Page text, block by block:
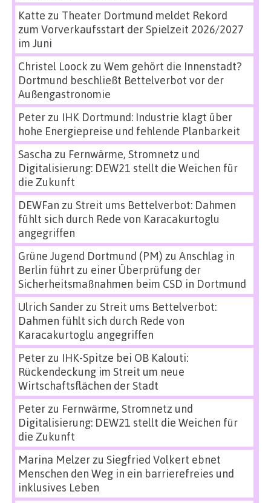
Katte zu Theater Dortmund meldet Rekord
zum Vorverkaufsstart der Spielzeit 2026/2027
im Juni
Christel Loock zu Wem gehört die Innenstadt?
Dortmund beschließt Bettelverbot vor der
Außengastronomie
Peterzu IHK Dortmund: Industrie klagt über
hohe Energiepreise und fehlende Planbarkeit
Sascha zu Fernwärme, Stromnetz und
Digitalisierung: DEW21 stellt die Weichen für
die Zukunft
DEWFan zu Streit ums Bettelverbot: Dahmen
fühlt sich durch Rede von Karacakurtoglu
angegriffen
Grüne Jugend Dortmund (PM) zu Anschlag in
Berlin führt zu einer Überprüfung der
Sicherheitsmaßnahmen beim CSD in Dortmund
Ulrich Sanderzu Streit ums Bettelverbot:
Dahmen fühlt sich durch Rede von
Karacakurtoglu angegriffen
Peterzu IHK-Spitze bei OB Kalouti:
Rückendeckung im Streit um neue
Wirtschaftsflächen der Stadt
Peterzu Fernwärme, Stromnetz und
Digitalisierung: DEW21 stellt die Weichen für
die Zukunft
Marina Melzerzu Siegfried Volkert ebnet
Menschen den Weg in ein barrierefreies und
inklusives Leben